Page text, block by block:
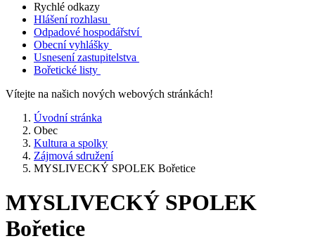
Rychlé odkazy
Hlášení rozhlasu
Odpadové hospodářství
Obecní vyhlášky
Usnesení zastupitelstva
Bořetické listy
Vítejte na našich nových webových stránkách!
Úvodní stránka
Obec
Kultura a spolky
Zájmová sdružení
MYSLIVECKÝ SPOLEK Bořetice
MYSLIVECKÝ SPOLEK
Bořetice